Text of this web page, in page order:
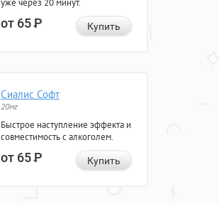
уже через 20 минут.
от 65Р Купить
Сиалис Софт
20мг
Быстрое наступление эффекта и
совместимость с алкоголем.
от 65Р Купить